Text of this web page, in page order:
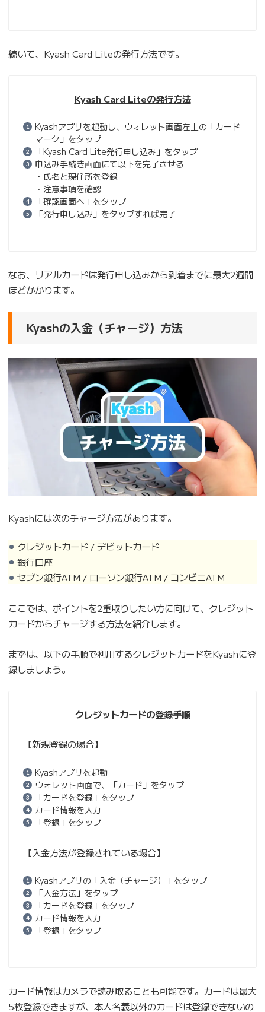
続いて、Kyash Card Liteの発行方法です。
Kyash Card Liteの発行方法
Kyashアプリを起動し、ウォレット画面左上の「カード
マーク」をタップ
「Kyash Card Lite発行申し込み」をタップ
申込み手続き画面にて以下を完了させる
・氏名と現住所を登録
・注意事項を確認
「確認画面へ」をタップ
「発行申し込み」をタップすれば完了
なお、リアルカードは発行申し込みから到着までに最大2週間
ほどかかります。
Kyashの入金（チャージ）方法
Kyashには次のチャージ方法があります。
クレジットカード / デビットカード
銀行口座
セブン銀行ATM / ローソン銀行ATM / コンビニATM
ここでは、ポイントを2重取りしたい方に向けて、クレジット
カードからチャージする方法を紹介します。
まずは、以下の手順で利用するクレジットカードをKyashに登
録しましょう。
クレジットカードの登録手順
【新規登録の場合】
Kyashアプリを起動
ウォレット画面で、「カード」をタップ
「カードを登録」をタップ
カード情報を入力
「登録」をタップ
【入金方法が登録されている場合】
Kyashアプリの「入金（チャージ）」をタップ
「入金方法」をタップ
「カードを登録」をタップ
カード情報を入力
「登録」をタップ
カード情報はカメラで読み取ることも可能です。カードは最大
5枚登録できますが、本人名義以外のカードは登録できないの